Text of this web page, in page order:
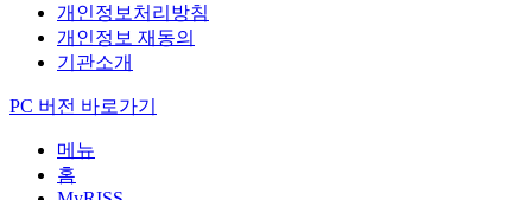
개인정보처리방침
개인정보 재동의
기관소개
PC 버전 바로가기
메뉴
홈